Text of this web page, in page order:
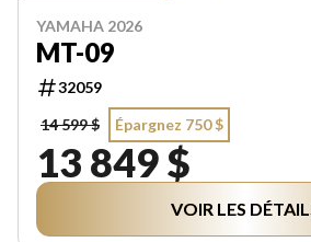
YAMAHA 2026
MT-09
32059
14 599 $
Épargnez 750 $
13 849 $
VOIR LES